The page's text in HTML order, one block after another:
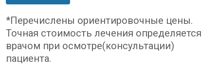
*Перечислены ориентировочные цены.
Точная стоимость лечения определяется
врачом при осмотре(консультации)
пациента.